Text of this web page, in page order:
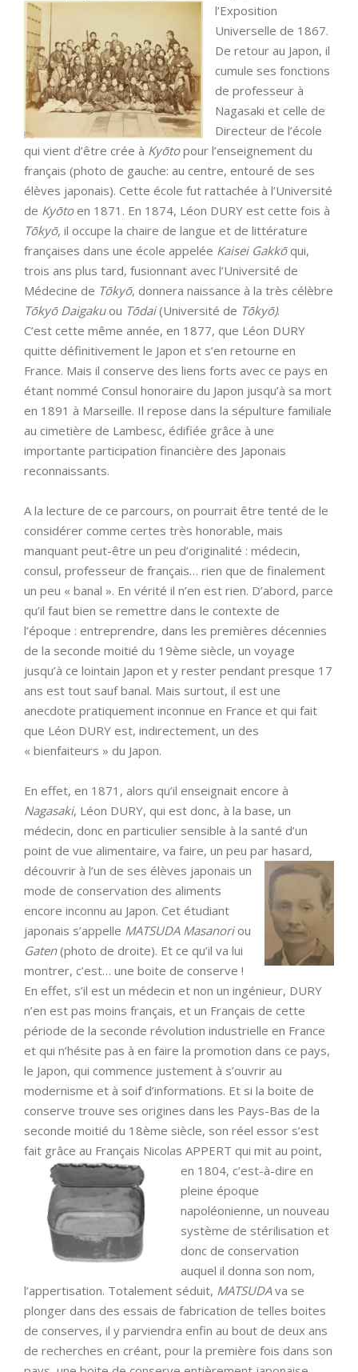
l’Exposition
Universelle de 1867.
De retour au Japon, il
cumule ses fonctions
de professeur à
Nagasaki et celle de
Directeur de l’école
qui vient d’être crée à Kyōtopour l’enseignement du
français (photo de gauche: au centre, entouré de ses
élèves japonais). Cette école fut rattachée à l’Université
de Kyōtoen 1871. En 1874, Léon DURY est cette fois à
Tōkyō, il occupe la chaire de langue et de littérature
françaises dans une école appelée Kaisei Gakkōqui,
trois ans plus tard, fusionnant avec l’Université de
Médecine de Tōkyō, donnera naissance à la très célèbre
Tōkyō Daigakuou Tōdai(Université de Tōkyō).
C’est cette même année, en 1877, que Léon DURY
quitte définitivement le Japon et s’en retourne en
France. Mais il conserve des liens forts avec ce pays en
étant nommé Consul honoraire du Japon jusqu’à sa mort
en 1891 à Marseille. Il repose dans la sépulture familiale
au cimetière de Lambesc, édifiée grâce à une
importante participation financière des Japonais
reconnaissants.
A la lecture de ce parcours, on pourrait être tenté de le
considérer comme certes très honorable, mais
manquant peut-être un peu d’originalité : médecin,
consul, professeur de français… rien que de finalement
un peu « banal ». En vérité il n’en est rien. D’abord, parce
qu’il faut bien se remettre dans le contexte de
l’époque : entreprendre, dans les premières décennies
de la seconde moitié du 19ème siècle, un voyage
jusqu’à ce lointain Japon et y rester pendant presque 17
ans est tout sauf banal. Mais surtout, il est une
anecdote pratiquement inconnue en France et qui fait
que Léon DURY est, indirectement, un des
« bienfaiteurs » du Japon.
En effet, en 1871, alors qu’il enseignait encore à
Nagasaki, Léon DURY, qui est donc, à la base, un
médecin, donc en particulier sensible à la santé d’un
point de vue alimentaire, va faire, un peu par hasard,
découvrir à l’un de ses élèves japonais un
mode de conservation des aliments
encore inconnu au Japon. Cet étudiant
japonais s’appelle MATSUDA Masanoriou
Gaten(photo de droite). Et ce qu’il va lui
montrer, c’est… une boite de conserve !
En effet, s’il est un médecin et non un ingénieur, DURY
n’en est pas moins français, et un Français de cette
période de la seconde révolution industrielle en France
et qui n’hésite pas à en faire la promotion dans ce pays,
le Japon, qui commence justement à s’ouvrir au
modernisme et à soif d’informations. Et si la boite de
conserve trouve ses origines dans les Pays-Bas de la
seconde moitié du 18ème siècle, son réel essor s’est
fait grâce au Français Nicolas APPERT qui mit au point,
en 1804, c’est-à-dire en
pleine époque
napoléonienne, un nouveau
système de stérilisation et
donc de conservation
auquel il donna son nom,
l’appertisation. Totalement séduit, MATSUDAva se
plonger dans des essais de fabrication de telles boites
de conserves, il y parviendra enfin au bout de deux ans
de recherches en créant, pour la première fois dans son